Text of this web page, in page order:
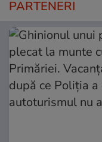
PARTENERI